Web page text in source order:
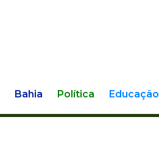
Bahia Política Educação